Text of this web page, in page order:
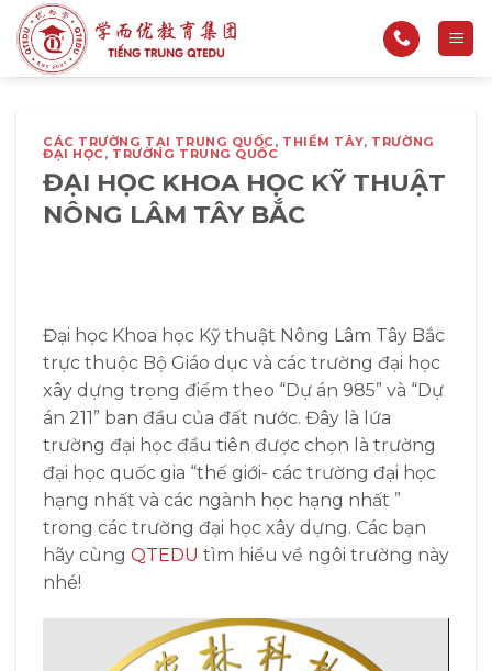
qua
nội
CÁC TRƯỜNG TẠI TRUNG QUỐC, THIỂM TÂY, TRƯỜNG
ĐẠI HỌC, TRƯỜNG TRUNG QUỐC
ĐẠI HỌC KHOA HỌC KỸ THUẬT
NÔNG LÂM TÂY BẮC
Đại học Khoa học Kỹ thuật Nông Lâm Tây Bắc
trực thuộc Bộ Giáo dục và các trường đại học
xây dựng trọng điểm theo “Dự án 985” và “Dự
án 211” ban đầu của đất nước. Đây là lứa
trường đại học đầu tiên được chọn là trường
đại học quốc gia “thế giới- các trường đại học
hạng nhất và các ngành học hạng nhất ”
trong các trường đại học xây dựng. Các bạn
hãy cùng QTEDU tìm hiểu về ngôi trường này
nhé!